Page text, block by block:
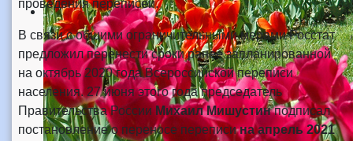
проведения переписей.
В связи с общими ограничительными мерами Росстат
предложил перенести сроки ранее запланированной
на октябрь 2020 года Всероссийской переписи
населения. 27 июня этого года председатель
Правительства России Михаил Мишустинподписал
постановление о переносе переписина апрель 2021